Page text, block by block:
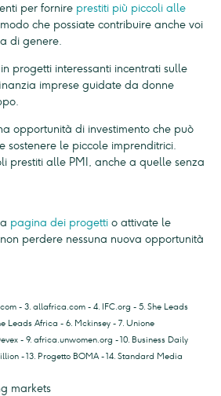
per fornire prestiti più piccoli alle
che possiate contribuire anche voi
di genere.
progetti interessanti incentrati sulle
imprese guidate da donne
opportunità di investimento che può
sostenere le piccole imprenditrici.
prestiti alle PMI, anche a quelle senza
pagina dei progetti o attivate le
perdere nessuna nuova opportunità
- 3. allafrica.com - 4. IFC.org - 5. She Leads
Leads Africa - 6. Mckinsey - 7. Unione
- 9. africa.unwomen.org - 10. Business Daily
- 13. Progetto BOMA - 14. Standard Media